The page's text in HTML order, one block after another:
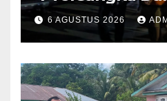
52,5 Ton Pasir
Belitung
6 AGUSTUS 2026